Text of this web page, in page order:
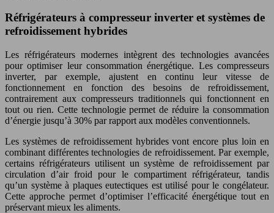
Réfrigérateurs à compresseur inverter et systèmes de
refroidissement hybrides
Les réfrigérateurs modernes intègrent des technologies avancées
pour optimiser leur consommation énergétique. Les compresseurs
inverter, par exemple, ajustent en continu leur vitesse de
fonctionnement en fonction des besoins de refroidissement,
contrairement aux compresseurs traditionnels qui fonctionnent en
tout ou rien. Cette technologie permet de réduire la consommation
d’énergie jusqu’à 30% par rapport aux modèles conventionnels.
Les systèmes de refroidissement hybrides vont encore plus loin en
combinant différentes technologies de refroidissement. Par exemple,
certains réfrigérateurs utilisent un système de refroidissement par
circulation d’air froid pour le compartiment réfrigérateur, tandis
qu’un système à plaques eutectiques est utilisé pour le congélateur.
Cette approche permet d’optimiser l’efficacité énergétique tout en
préservant mieux les aliments.